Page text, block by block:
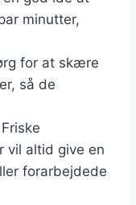
minutter,
for at skære
så de
vil altid give en
forarbejdede